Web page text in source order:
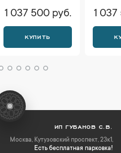
1 037 500 руб.
КУПИТЬ
1
ИП ГУБАНОВ С.В.
Москва, Кутузовский проспект, 23к1,
Есть бесплатная парковка!